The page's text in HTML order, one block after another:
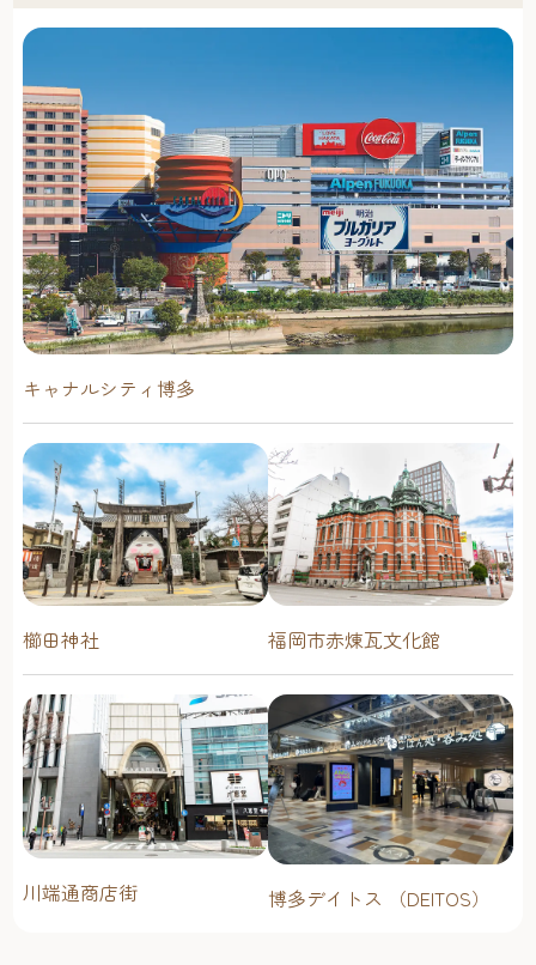
キャナルシティ博多
櫛田神社 福岡市赤煉瓦文化館
川端通商店街 博多デイトス （DEITOS）